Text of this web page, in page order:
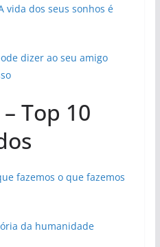
vida dos seus sonhos é
dizer ao seu amigo
Top 10
fazemos o que fazemos
da humanidade